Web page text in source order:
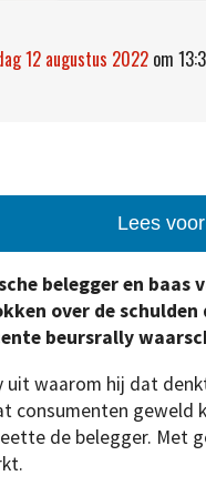
12 augustus 2022 om
Lees voor
belegger en baas
over de
beursrally
waarom hij dat
geweld
de belegger. Met